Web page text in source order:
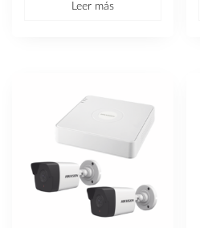
Leer más